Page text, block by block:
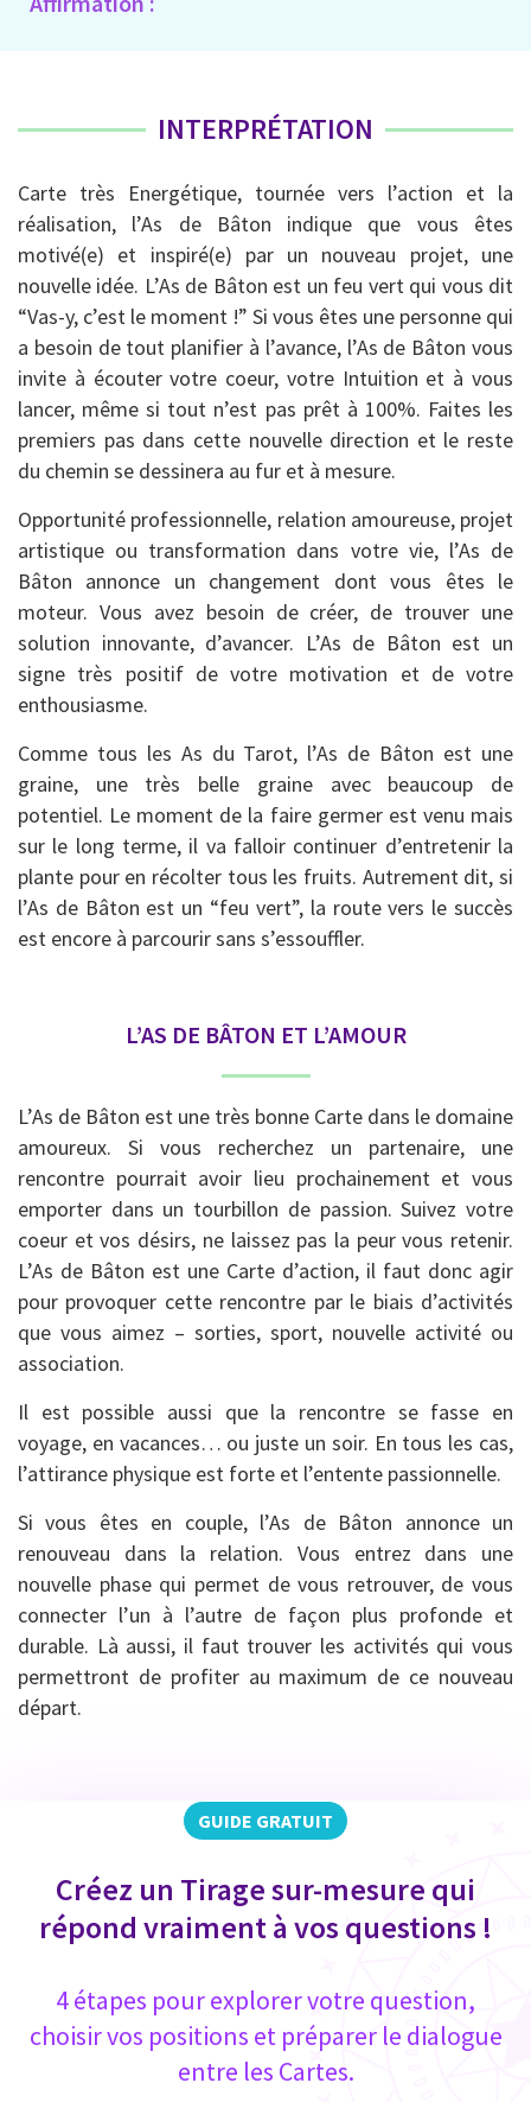
INTERPRÉTATION
Carte très Energétique, tournée vers l’action et la
réalisation, l’As de Bâton indique que vous êtes
motivé(e) et inspiré(e) par un nouveau projet, une
nouvelle idée. L’As de Bâton est un feu vert qui vous dit
“Vas-y, c’est le moment !” Si vous êtes une personne qui
a besoin de tout planifier à l’avance, l’As de Bâton vous
invite à écouter votre coeur, votre Intuition et à vous
lancer, même si tout n’est pas prêt à 100%. Faites les
premiers pas dans cette nouvelle direction et le reste
du chemin se dessinera au fur et à mesure.
Opportunité professionnelle, relation amoureuse, projet
artistique ou transformation dans votre vie, l’As de
Bâton annonce un changement dont vous êtes le
moteur. Vous avez besoin de créer, de trouver une
solution innovante, d’avancer. L’As de Bâton est un
signe très positif de votre motivation et de votre
enthousiasme.
Comme tous les As du Tarot, l’As de Bâton est une
graine, une très belle graine avec beaucoup de
potentiel. Le moment de la faire germer est venu mais
sur le long terme, il va falloir continuer d’entretenir la
plante pour en récolter tous les fruits. Autrement dit, si
l’As de Bâton est un “feu vert”, la route vers le succès
est encore à parcourir sans s’essouffler.
L’AS DE BÂTON ET L’AMOUR
L’As de Bâton est une très bonne Carte dans le domaine
amoureux. Si vous recherchez un partenaire, une
rencontre pourrait avoir lieu prochainement et vous
emporter dans un tourbillon de passion. Suivez votre
coeur et vos désirs, ne laissez pas la peur vous retenir.
L’As de Bâton est une Carte d’action, il faut donc agir
pour provoquer cette rencontre par le biais d’activités
que vous aimez – sorties, sport, nouvelle activité ou
association.
Il est possible aussi que la rencontre se fasse en
voyage, en vacances… ou juste un soir. En tous les cas,
l’attirance physique est forte et l’entente passionnelle.
Si vous êtes en couple, l’As de Bâton annonce un
renouveau dans la relation. Vous entrez dans une
nouvelle phase qui permet de vous retrouver, de vous
connecter l’un à l’autre de façon plus profonde et
durable. Là aussi, il faut trouver les activités qui vous
permettront de profiter au maximum de ce nouveau
départ.
GUIDE GRATUIT
Créez un Tirage sur-mesure qui
répond vraiment à vos questions !
4 étapes pour explorer votre question,
choisir vos positions et préparer le dialogue
entre les Cartes.